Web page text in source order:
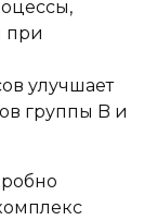
при
улучшает
группы B и